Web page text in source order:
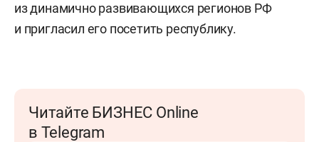
из динамично развивающихся регионов РФ
и пригласил его посетить республику.
Читайте БИЗНЕС Online
в Telegram